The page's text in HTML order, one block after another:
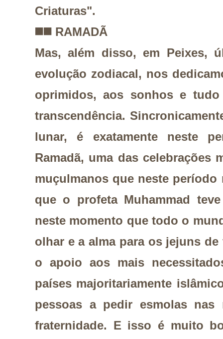
Criaturas".
◼️◼️ RAMADÃ
Mas, além disso, em Peixes,
evolução zodiacal, nos
oprimidos, aos sonhos e
transcendência.
lunar, é exatamente neste
Ramadã, uma das celebrações
muçulmanos que neste período
que o profeta Muhammad
neste momento que todo o
olhar e a alma para os jejuns
o apoio aos mais
países majoritariamente
pessoas a pedir esmolas
fraternidade. E isso é muito